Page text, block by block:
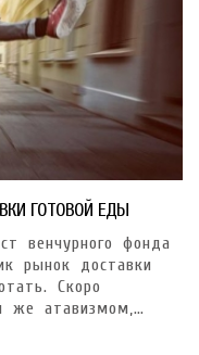
ГОТОВОЙ ЕДЫ
венчурного фонда
рынок доставки
Скоро
же атавизмом,…